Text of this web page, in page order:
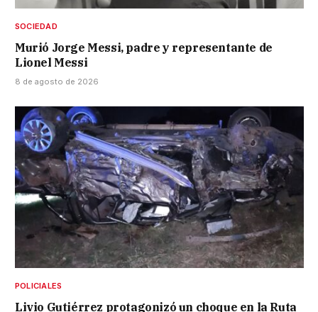
SOCIEDAD
Murió Jorge Messi, padre y representante de
Lionel Messi
8 de agosto de 2026
POLICIALES
Livio Gutiérrez protagonizó un choque en la Ruta